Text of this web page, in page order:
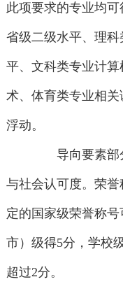
此项要求的专业均
省级二级水平、理
平、文科类专业计
术、体育类专业相
浮动。
导向要素部
与社会认可度。荣
定的国家级荣誉称
市）级得5分，学校
超过2分。